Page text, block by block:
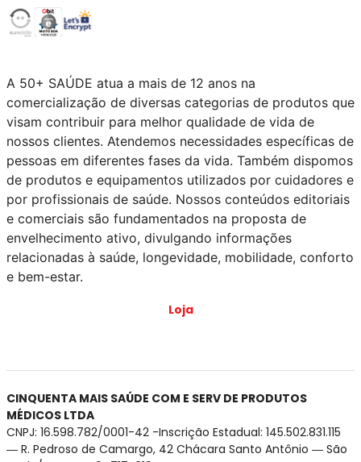
A 50+ SAÚDE atua a mais de 12 anos na
comercialização de diversas categorias de produtos que
visam contribuir para melhor qualidade de vida de
nossos clientes. Atendemos necessidades específicas de
pessoas em diferentes fases da vida. Também dispomos
de produtos e equipamentos utilizados por cuidadores e
por profissionais de saúde. Nossos conteúdos editoriais
e comerciais são fundamentados na proposta de
envelhecimento ativo, divulgando informações
relacionadas à saúde, longevidade, mobilidade, conforto
e bem-estar.
Loja
CINQUENTA MAIS SAÚDE COM E SERV DE PRODUTOS
MÉDICOS LTDA
CNPJ: 16.598.782/0001-42 -Inscrição Estadual: 145.502.831.115
― R. Pedroso de Camargo, 42 Chácara Santo Antônio ― São